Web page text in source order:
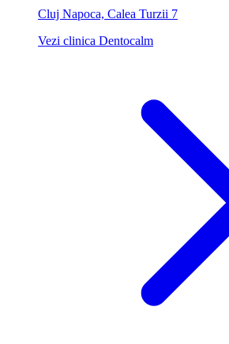
Cluj Napoca, Calea Turzii 7
Vezi clinica Dentocalm